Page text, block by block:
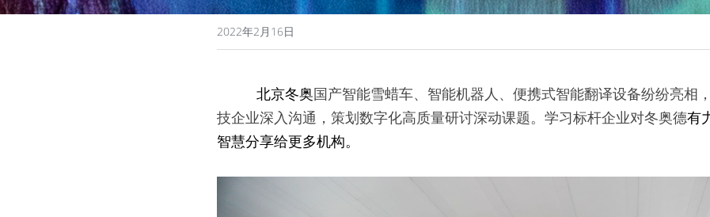
2022年2月16日
          北京冬奥
国产智能雪蜡车、智能机器人、便携式智能翻译设备纷纷亮相
技企业深入沟通，策划数字化高质量研讨深动课题。学习标杆企业对冬奥德有
智慧分享给更多机构。